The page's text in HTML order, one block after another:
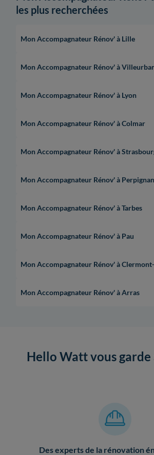
les plus recherchées
Mon Accompagnateur Rénov' à Lille
Mon Accompagnateur Rénov' à
Mon Accompagnateur Rénov' à Lyon
Mon Accompagnateur Rénov' à Colmar
Mon Accompagnateur Rénov' à
Mon Accompagnateur Rénov' à Perpignan
Mon Accompagnateur Rénov' à Tarbes
Mon Accompagnateur Rénov' à Pau
Mon Accompagnateur Rénov' à
Mon Accompagnateur Rénov' à Arras
Hello Watt vous garde
Des experts de la rénovation